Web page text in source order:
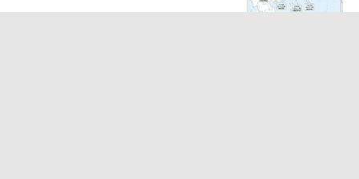
2026-08-07 23:11:57